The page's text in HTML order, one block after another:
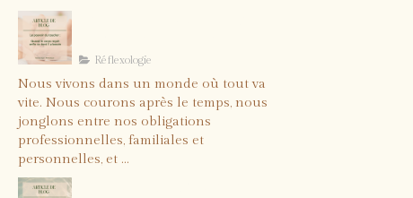
enfin ce dont il a
besoin
Réflexologie
Nous vivons dans un monde où tout va
vite. Nous courons après le temps, nous
jonglons entre nos obligations
professionnelles, familiales et
personnelles, et ...